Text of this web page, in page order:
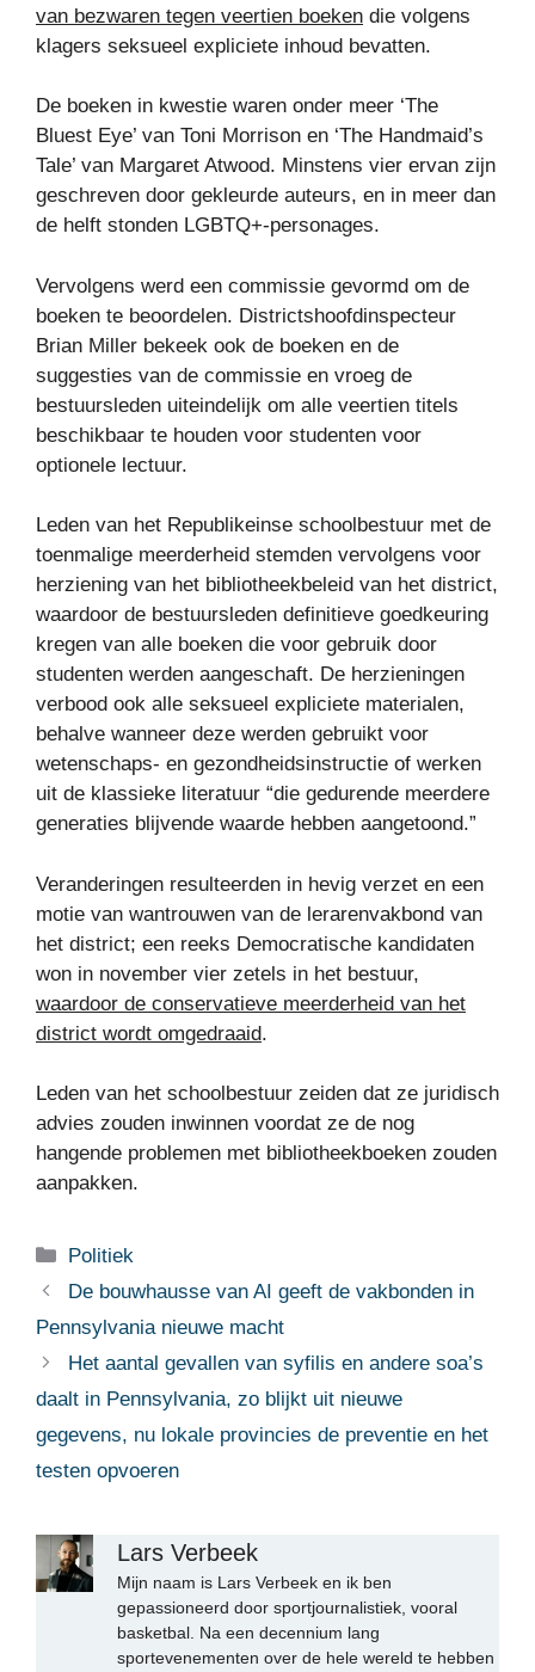
van bezwaren tegen veertien boeken die volgens
klagers seksueel expliciete inhoud bevatten.
De boeken in kwestie waren onder meer ‘The
Bluest Eye’ van Toni Morrison en ‘The Handmaid’s
Tale’ van Margaret Atwood. Minstens vier ervan zijn
geschreven door gekleurde auteurs, en in meer dan
de helft stonden LGBTQ+-personages.
Vervolgens werd een commissie gevormd om de
boeken te beoordelen. Districtshoofdinspecteur
Brian Miller bekeek ook de boeken en de
suggesties van de commissie en vroeg de
bestuursleden uiteindelijk om alle veertien titels
beschikbaar te houden voor studenten voor
optionele lectuur.
Leden van het Republikeinse schoolbestuur met de
toenmalige meerderheid stemden vervolgens voor
herziening van het bibliotheekbeleid van het district,
waardoor de bestuursleden definitieve goedkeuring
kregen van alle boeken die voor gebruik door
studenten werden aangeschaft. De herzieningen
verbood ook alle seksueel expliciete materialen,
behalve wanneer deze werden gebruikt voor
wetenschaps- en gezondheidsinstructie of werken
uit de klassieke literatuur “die gedurende meerdere
generaties blijvende waarde hebben aangetoond.”
Veranderingen resulteerden in hevig verzet en een
motie van wantrouwen van de lerarenvakbond van
het district; een reeks Democratische kandidaten
won in november vier zetels in het bestuur,
waardoor de conservatieve meerderheid van het
district wordt omgedraaid.
Leden van het schoolbestuur zeiden dat ze juridisch
advies zouden inwinnen voordat ze de nog
hangende problemen met bibliotheekboeken zouden
aanpakken.
Categorieën
Politiek
De bouwhausse van AI geeft de vakbonden in
Pennsylvania nieuwe macht
Het aantal gevallen van syfilis en andere soa’s
daalt in Pennsylvania, zo blijkt uit nieuwe
gegevens, nu lokale provincies de preventie en het
testen opvoeren
Lars Verbeek
Mijn naam is Lars Verbeek en ik ben
gepassioneerd door sportjournalistiek, vooral
basketbal. Na een decennium lang
sportevenementen over de hele wereld te hebben